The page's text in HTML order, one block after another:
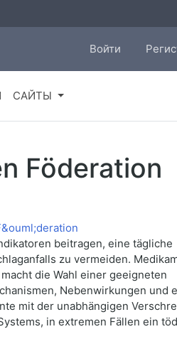
Войти
САЙТЫ
Föderation
beitragen, eine tägliche
zu vermeiden.
die Wahl einer geeigneten
Nebenwirkungen und
mit der unabhängigen
in extremen Fällen ein